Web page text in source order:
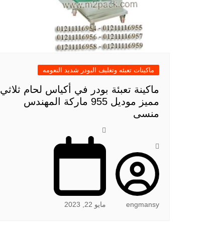
ماكينات تعبئه وتغليف البودر شديد النعومه
ماكينة تعبئة بودر في أكياس لحام ثلاثي
مميز موديل 955 ماركة المهندس
منسى
engmansy مايو 22, 2023